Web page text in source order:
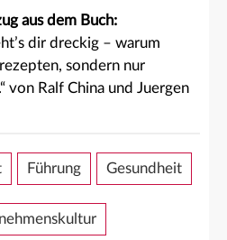
aus dem Buch:
dir dreckig – warum
sondern nur
von Ralf China und Juergen
Führung Gesundheit